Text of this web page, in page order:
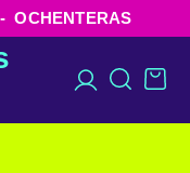
OCHENTERAS